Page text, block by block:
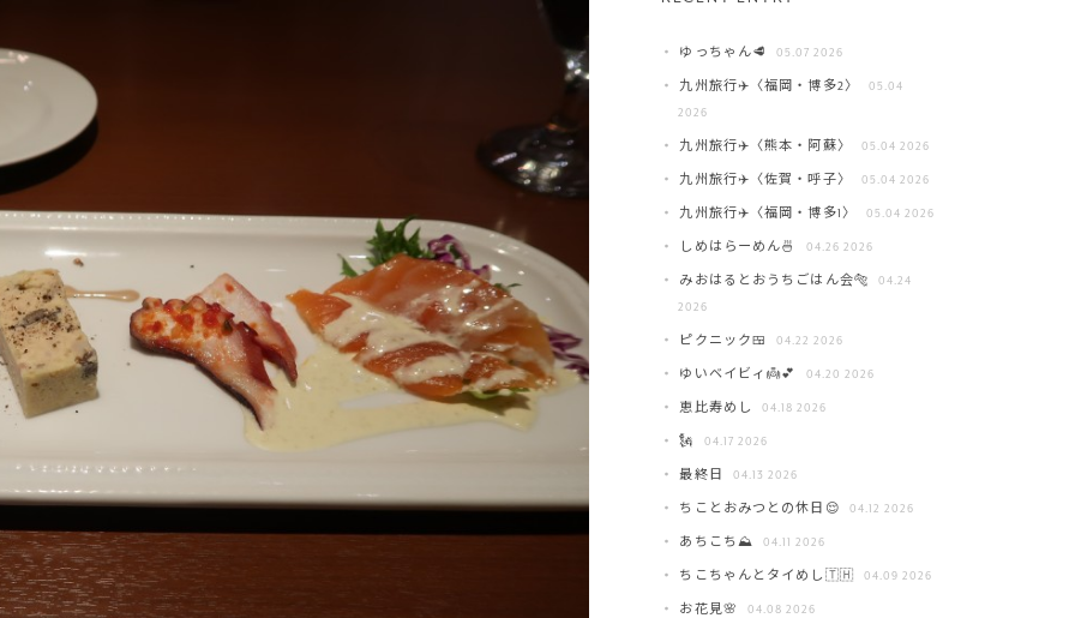
ゆっちゃん🥩 05.07 2026
九州旅行✈️〈福岡・博多2〉
05.04
2026
九州旅行✈️〈熊本・阿蘇〉 05.04 2026
九州旅行✈️〈佐賀・呼子〉 05.04 2026
九州旅行✈️〈福岡・博多1〉 05.04 2026
しめはらーめん🍜 04.26 2026
みおはるとおうちごはん会🐅
04.24
2026
ピクニック🍱 04.22 2026
ゆいベイビィ👼💕 04.20 2026
恵比寿めし 04.18 2026
🗽 04.17 2026
最終日 04.13 2026
ちことおみつとの休日😌 04.12 2026
あちこち⛰️ 04.11 2026
ちこちゃんとタイめし🇹🇭 04.09 2026
お花見🌸 04.08 2026